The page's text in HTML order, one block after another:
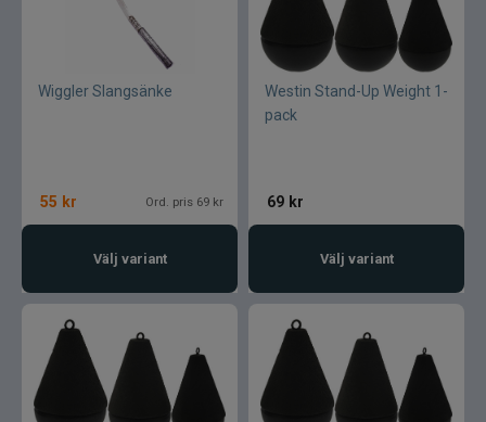
Wiggler Slangsänke
55 kr Ord. pris 69 kr
Välj variant
Westin Stand-Up Weight 1-
pack
69 kr
Välj variant